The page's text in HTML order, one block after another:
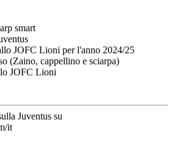
smart
JOFC Lioni per l'anno 2024/25
(Zaino, cappellino e sciarpa)
JOFC Lioni
Juventus su
it